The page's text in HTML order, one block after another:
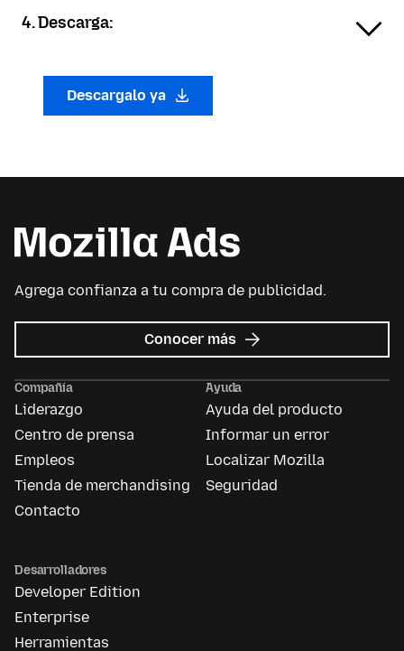
4. Descarga:
Descargalo ya
Agrega confianza a tu compra de publicidad.
Conocer más sobre
Mozilla
Compañía
Liderazgo
Centro de prensa
Empleos
Tienda de merchandising
Contacto
Ayuda
Ayuda del producto
Informar un error
Localizar Mozilla
Seguridad
Desarrolladores
Developer Edition
Enterprise
Herramientas